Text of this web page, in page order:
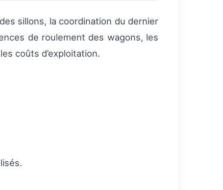
sillons, la coordination du dernier
de roulement des wagons, les
coûts d’exploitation.